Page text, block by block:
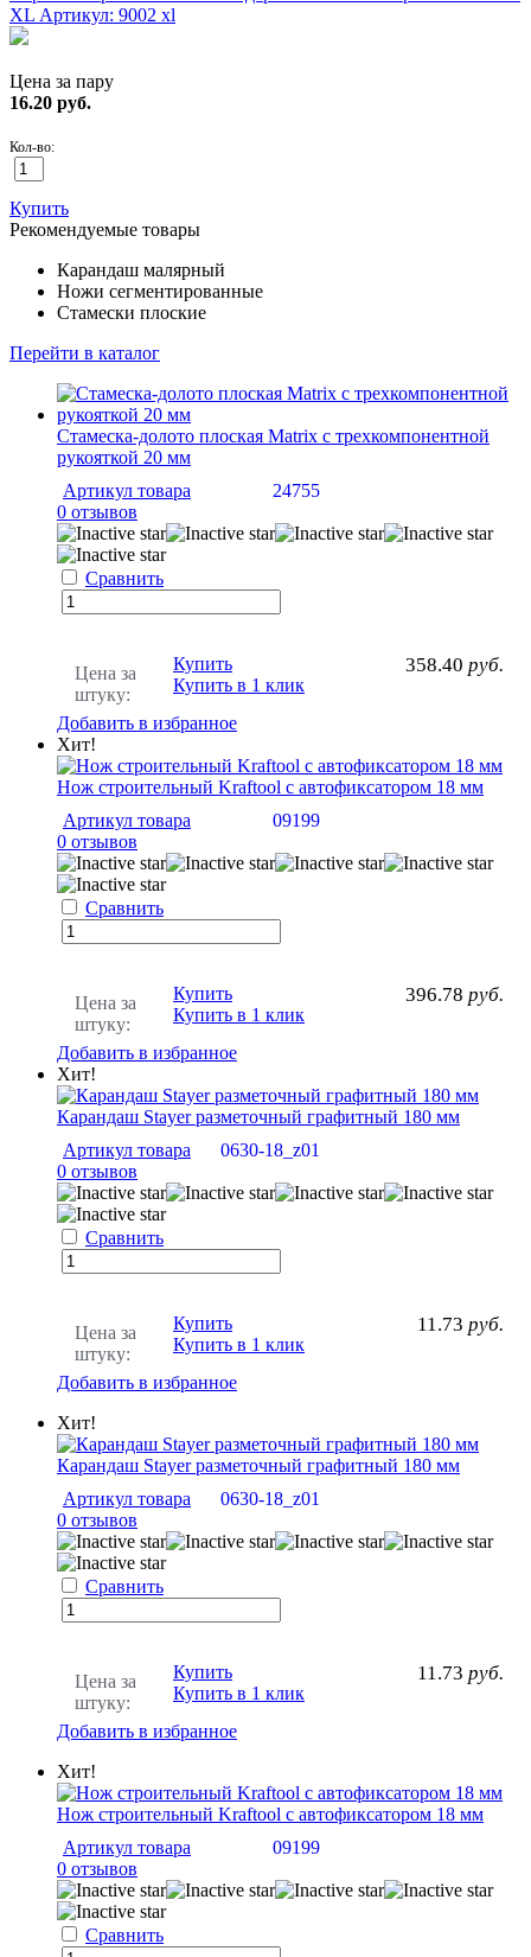
XL Артикул: 9002 xl
Цена за пару
16.20 руб.
Кол-во:
Купить
Рекомендуемые товары
Карандаш малярный
Ножи сегментированные
Стамески плоские
Перейти в каталог
Стамеска-долото плоская Matrix с трехкомпонентной
рукояткой 20 мм
Артикул товара
24755
0 отзывов
Сравнить
Цена за
штуку:
358.40 руб.
Купить
Купить в 1 клик
Добавить в избранное
Хит!
Нож строительный Kraftool с автофиксатором 18 мм
Артикул товара
09199
0 отзывов
Сравнить
Цена за
штуку:
396.78 руб.
Купить
Купить в 1 клик
Добавить в избранное
Хит!
Карандаш Stayer разметочный графитный 180 мм
Артикул товара
0630-18_z01
0 отзывов
Сравнить
Цена за
штуку:
11.73 руб.
Купить
Купить в 1 клик
Добавить в избранное
Хит!
Карандаш Stayer разметочный графитный 180 мм
Артикул товара
0630-18_z01
0 отзывов
Сравнить
Цена за
штуку:
11.73 руб.
Купить
Купить в 1 клик
Добавить в избранное
Хит!
Нож строительный Kraftool с автофиксатором 18 мм
Артикул товара
09199
0 отзывов
Сравнить